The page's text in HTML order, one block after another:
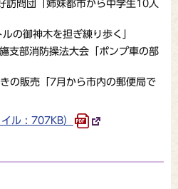
訪問団「姉妹都市から中学生10人
の御神木を担ぎ練り歩く」
支部消防操法大会「ポンプ車の部
の販売「7月から市内の郵便局で
ル : 707KB）